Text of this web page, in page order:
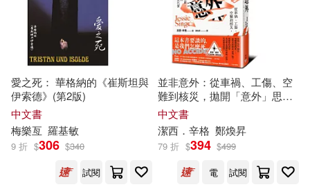
德國亞琛語言學院(2)
戴夫．布魯姆(2) 戶思社(2)
文國士(2)
文安德．馮．彼特爾斯多夫(2)
山東大學出版社(6)
崧博出版(6) 平安文化(6)
廣東人民出版社(6)
愛之死： 華格納的《崔斯坦與
伊索德》(第2版)
中文書
梅樂亙 羅基敏
9 折 $306 $340
試閱
並非意外：從車禍、工傷、空
難到核災，拋開「意外」思
維，探究事故背後的社會失靈
與卸責代價
中文書
潔西．辛格 鄭煥昇
79 折 $394 $499
電
試閱